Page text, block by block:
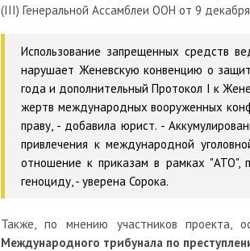
(III) Генеральной Ассамблеи ООН от 9
Использование запрещенных средств
нарушает Женевскую конвенцию о
года и дополнительный Протокол I к
жертв международных вооруженных
праву, - добавила юрист. -
привлечения к международной
отношение к приказам в рамках "АТО",
геноциду, - уверена Сорока.
Также, по мнению участников проекта,
Международного трибунала по